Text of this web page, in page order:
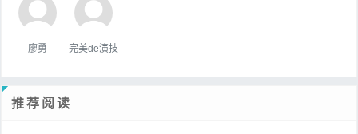
廖勇 完美de演技
推荐阅读